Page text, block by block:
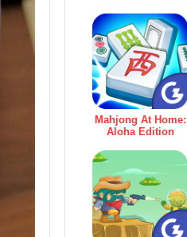
Mahjong At Home:
Aloha Edition